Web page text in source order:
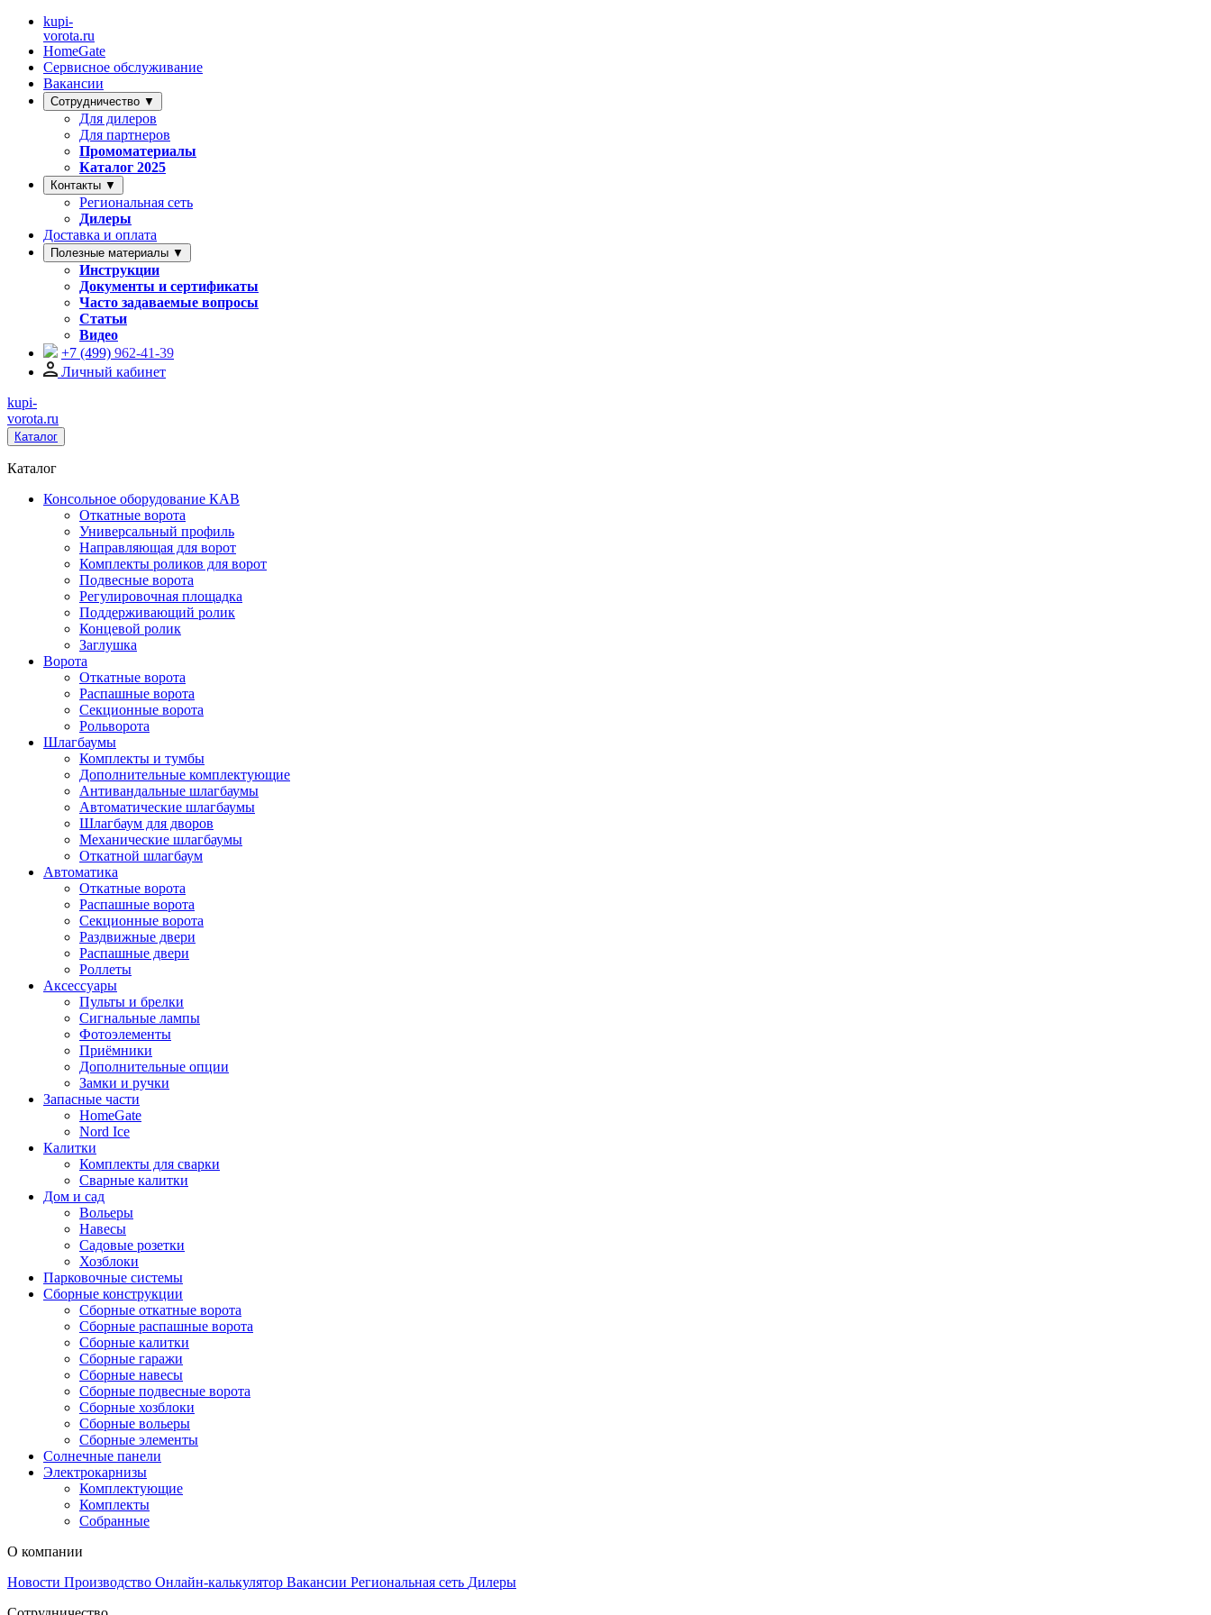
kupi-
vorota.ru
HomeGate
Сервисное обслуживание
Вакансии
Сотрудничество ▼
Для дилеров
Для партнеров
Промоматериалы
Каталог 2025
Контакты ▼
Региональная сеть
Дилеры
Доставка и оплата
Полезные материалы ▼
Инструкции
Документы и сертификаты
Часто задаваемые вопросы
Статьи
Видео
+7 (499) 962-41-39
Личный кабинет
kupi-
vorota.ru
Каталог
Каталог
Консольное оборудование КАВ
Откатные ворота
Универсальный профиль
Направляющая для ворот
Комплекты роликов для ворот
Подвесные ворота
Регулировочная площадка
Поддерживающий ролик
Концевой ролик
Заглушка
Ворота
Откатные ворота
Распашные ворота
Секционные ворота
Рольворота
Шлагбаумы
Комплекты и тумбы
Дополнительные комплектующие
Антивандальные шлагбаумы
Автоматические шлагбаумы
Шлагбаум для дворов
Механические шлагбаумы
Откатной шлагбаум
Автоматика
Откатные ворота
Распашные ворота
Секционные ворота
Раздвижные двери
Распашные двери
Роллеты
Аксессуары
Пульты и брелки
Сигнальные лампы
Фотоэлементы
Приёмники
Дополнительные опции
Замки и ручки
Запасные части
HomeGate
Nord Ice
Калитки
Комплекты для сварки
Сварные калитки
Дом и сад
Вольеры
Навесы
Садовые розетки
Хозблоки
Парковочные системы
Сборные конструкции
Сборные откатные ворота
Сборные распашные ворота
Сборные калитки
Сборные гаражи
Сборные навесы
Сборные подвесные ворота
Сборные хозблоки
Сборные вольеры
Сборные элементы
Солнечные панели
Электрокарнизы
Комплектующие
Комплекты
Собранные
О компании
Новости Производство Онлайн-калькулятор Вакансии Региональная сеть Дилеры